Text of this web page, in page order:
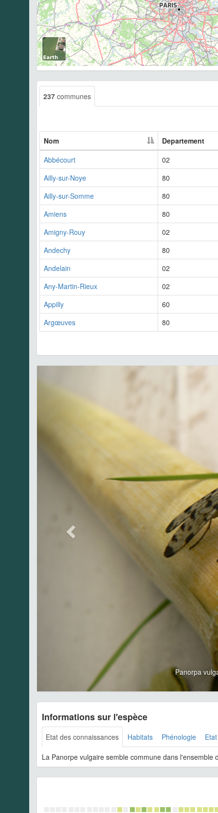
237 communes
Nom
Departement
Abbécourt
02
Ailly-sur-Noye
80
Ailly-sur-Somme
80
Amiens
80
Amigny-Rouy
02
Andechy
80
Andelain
02
Any-Martin-Rieux
02
Appilly
60
Argœuves
80
Panorpa
Informations sur l'espèce
Etat des connaissances Habitats Phénologie
La Panorpe vulgaire semble commune dans